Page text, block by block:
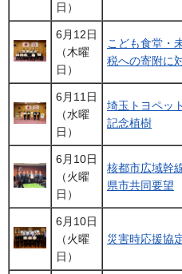
日）
6月12日
（木曜
日）
こども食堂・
税への寄附に
6月11日
（水曜
日）
埼玉トヨペッ
記念植樹
6月10日
（火曜
日）
核都市広域幹
県市共同要望
6月10日
（火曜
日）
災害時応援協